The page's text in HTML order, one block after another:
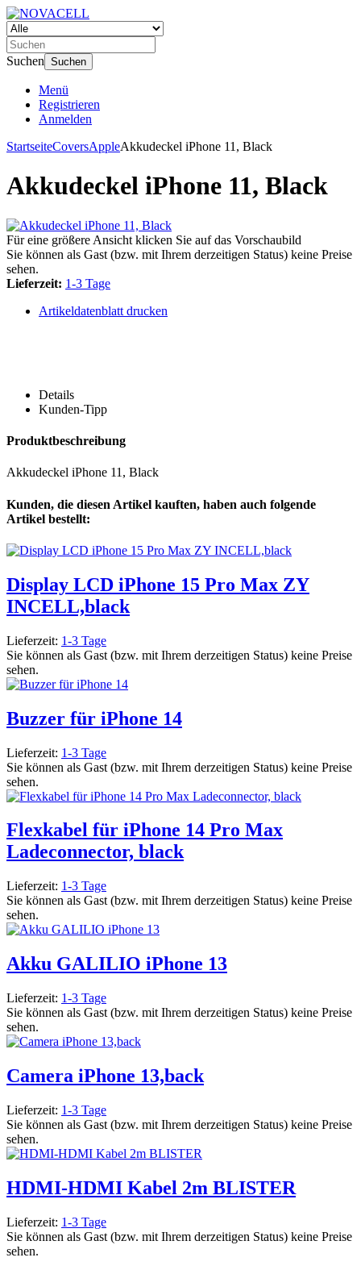
Suchen Suchen
Menü
Registrieren
Anmelden
StartseiteCoversAppleAkkudeckel iPhone 11, Black
Akkudeckel iPhone 11, Black
Für eine größere Ansicht klicken Sie auf das Vorschaubild
Sie können als Gast (bzw. mit Ihrem derzeitigen Status) keine Preise
sehen.
Lieferzeit: 1-3 Tage
Artikeldatenblatt drucken
Details
Kunden-Tipp
Produktbeschreibung
Akkudeckel iPhone 11, Black
Kunden, die diesen Artikel kauften, haben auch folgende
Artikel bestellt:
Display LCD iPhone 15 Pro Max ZY
INCELL,black
Lieferzeit: 1-3 Tage
Sie können als Gast (bzw. mit Ihrem derzeitigen Status) keine Preise
sehen.
Buzzer für iPhone 14
Lieferzeit: 1-3 Tage
Sie können als Gast (bzw. mit Ihrem derzeitigen Status) keine Preise
sehen.
Flexkabel für iPhone 14 Pro Max
Ladeconnector, black
Lieferzeit: 1-3 Tage
Sie können als Gast (bzw. mit Ihrem derzeitigen Status) keine Preise
sehen.
Akku GALILIO iPhone 13
Lieferzeit: 1-3 Tage
Sie können als Gast (bzw. mit Ihrem derzeitigen Status) keine Preise
sehen.
Camera iPhone 13,back
Lieferzeit: 1-3 Tage
Sie können als Gast (bzw. mit Ihrem derzeitigen Status) keine Preise
sehen.
HDMI-HDMI Kabel 2m BLISTER
Lieferzeit: 1-3 Tage
Sie können als Gast (bzw. mit Ihrem derzeitigen Status) keine Preise
sehen.